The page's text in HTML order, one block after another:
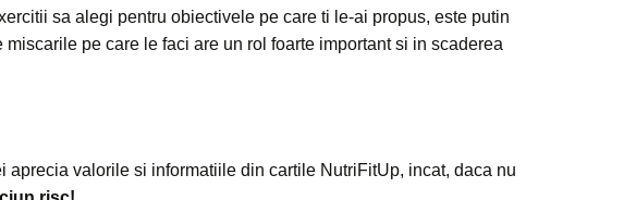
sa alegi pentru obiectivele pe care ti le-ai propus, este putin
pe care le faci are un rol foarte important si in scaderea
valorile si informatiile din cartile NutriFitUp, incat, daca nu